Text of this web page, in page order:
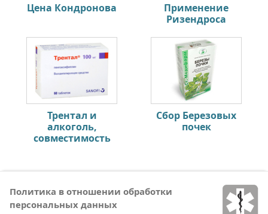
Цена Кондронова
Применение
Ризендроса
Трентал и
алкоголь,
совместимость
Сбор Березовых
почек
Политика в отношении обработки
персональных данных